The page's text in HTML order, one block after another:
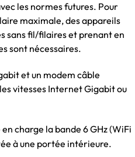
les normes futures. Pour
maximale, des appareils
sans fil/filaires et prenant en
sont nécessaires.
et un modem câble
vitesses Internet Gigabit ou
charge la bande 6 GHz (WiFi
à une portée intérieure.